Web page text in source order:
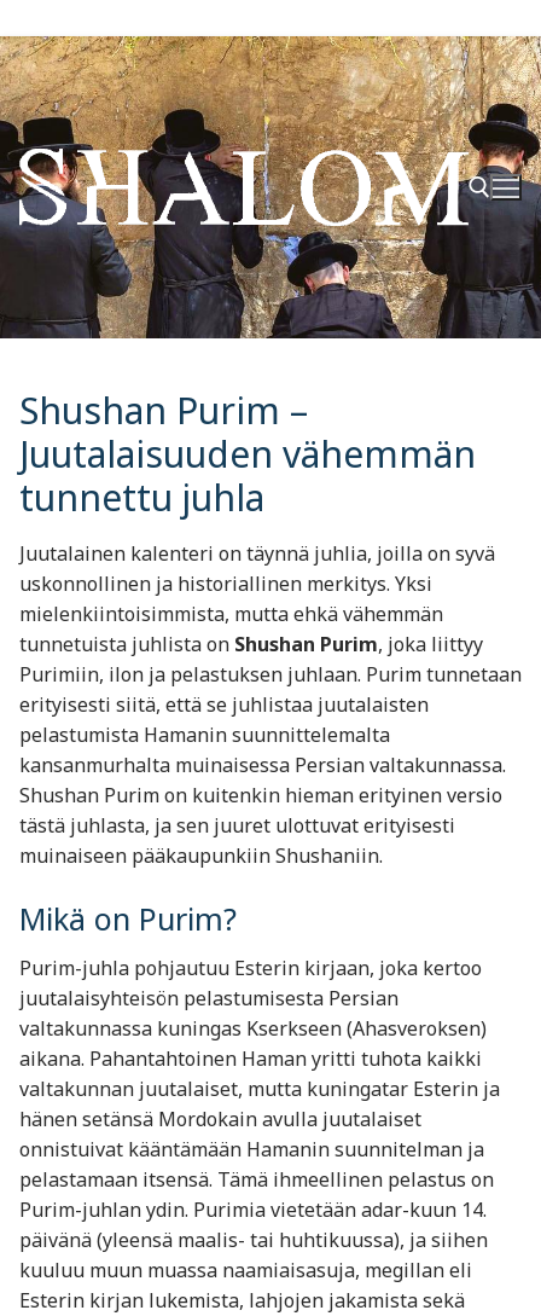
Hyppää
sisältöön
Hae:
Shushan Purim –
Juutalaisuuden vähemmän
tunnettu juhla
Juutalainen kalenteri on täynnä juhlia, joilla on syvä
uskonnollinen ja historiallinen merkitys. Yksi
mielenkiintoisimmista, mutta ehkä vähemmän
tunnetuista juhlista on Shushan Purim, joka liittyy
Purimiin, ilon ja pelastuksen juhlaan. Purim tunnetaan
erityisesti siitä, että se juhlistaa juutalaisten
pelastumista Hamanin suunnittelemalta
kansanmurhalta muinaisessa Persian valtakunnassa.
Shushan Purim on kuitenkin hieman erityinen versio
tästä juhlasta, ja sen juuret ulottuvat erityisesti
muinaiseen pääkaupunkiin Shushaniin.
Mikä on Purim?
Purim-juhla pohjautuu Esterin kirjaan, joka kertoo
juutalaisyhteisön pelastumisesta Persian
valtakunnassa kuningas Kserkseen (Ahasveroksen)
aikana. Pahantahtoinen Haman yritti tuhota kaikki
valtakunnan juutalaiset, mutta kuningatar Esterin ja
hänen setänsä Mordokain avulla juutalaiset
onnistuivat kääntämään Hamanin suunnitelman ja
pelastamaan itsensä. Tämä ihmeellinen pelastus on
Purim-juhlan ydin. Purimia vietetään adar-kuun 14.
päivänä (yleensä maalis- tai huhtikuussa), ja siihen
kuuluu muun muassa naamiaisasuja, megillan eli
Esterin kirjan lukemista, lahjojen jakamista sekä